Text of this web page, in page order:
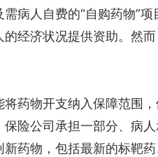
病人自费的“自购药物”
的经济状况提供资助。然
将药物开支纳入保障范围
保险公司承担一部分、病
新药物，包括最新的标靶